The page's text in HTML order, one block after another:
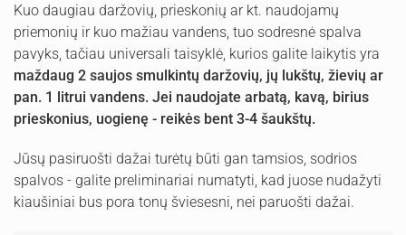
Kuo daugiau daržovių, prieskonių ar kt. naudojamų
priemonių ir kuo mažiau vandens, tuo sodresnė spalva
pavyks, tačiau universali taisyklė, kurios galite laikytis yra
maždaug 2 saujos smulkintų daržovių, jų lukštų, žievių ar
pan. 1 litrui vandens. Jei naudojate arbatą, kavą, birius
prieskonius, uogienę - reikės bent 3-4 šaukštų.
Jūsų pasiruošti dažai turėtų būti gan tamsios, sodrios
spalvos - galite preliminariai numatyti, kad juose nudažyti
kiaušiniai bus pora tonų šviesesni, nei paruošti dažai.